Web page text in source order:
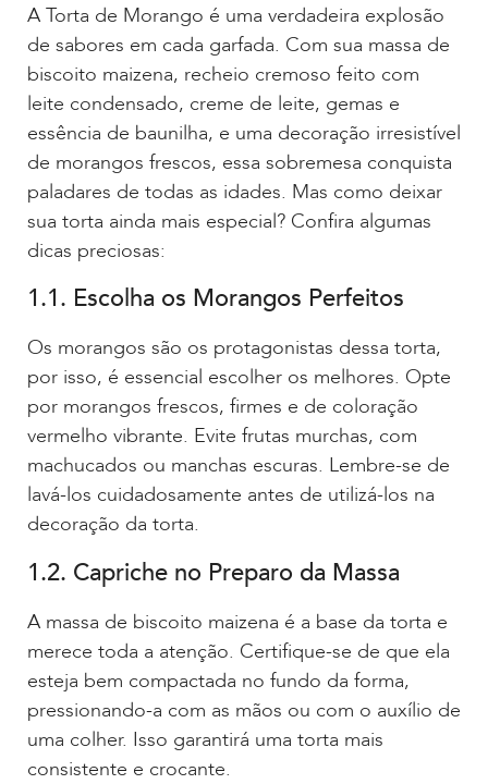
A Torta de Morango é uma verdadeira explosão
de sabores em cada garfada. Com sua massa de
biscoito maizena, recheio cremoso feito com
leite condensado, creme de leite, gemas e
essência de baunilha, e uma decoração irresistível
de morangos frescos, essa sobremesa conquista
paladares de todas as idades. Mas como deixar
sua torta ainda mais especial? Confira algumas
dicas preciosas:
1.1. Escolha os Morangos Perfeitos
Os morangos são os protagonistas dessa torta,
por isso, é essencial escolher os melhores. Opte
por morangos frescos, firmes e de coloração
vermelho vibrante. Evite frutas murchas, com
machucados ou manchas escuras. Lembre-se de
lavá-los cuidadosamente antes de utilizá-los na
decoração da torta.
1.2. Capriche no Preparo da Massa
A massa de biscoito maizena é a base da torta e
merece toda a atenção. Certifique-se de que ela
esteja bem compactada no fundo da forma,
pressionando-a com as mãos ou com o auxílio de
uma colher. Isso garantirá uma torta mais
consistente e crocante.